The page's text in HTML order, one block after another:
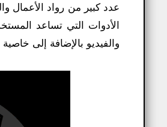
عدد كبير من رواد الأعمال
الأدوات التي تساعد
والفيديو بالإضافة إلى